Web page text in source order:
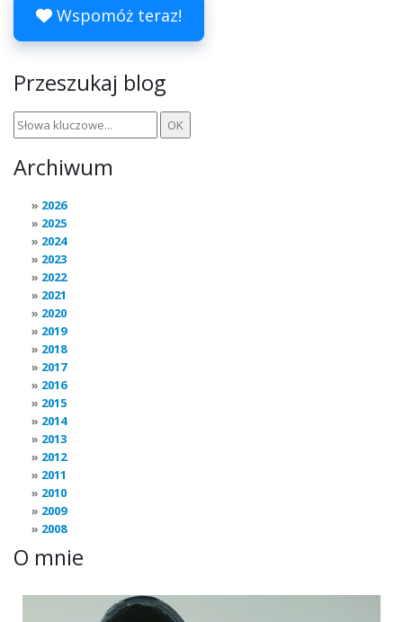
Wspomóż teraz!
Przeszukaj blog
Archiwum
2026
2025
2024
2023
2022
2021
2020
2019
2018
2017
2016
2015
2014
2013
2012
2011
2010
2009
2008
O mnie